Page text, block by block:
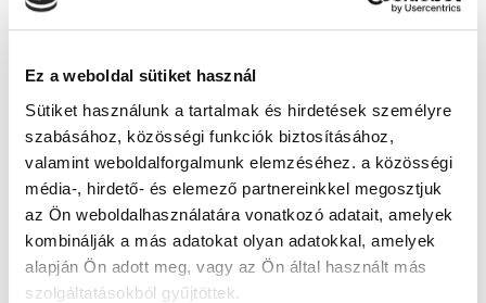
Ez a weboldal sütiket használ
Sütiket használunk a tartalmak és hirdetések személyre
szabásához, közösségi funkciók biztosításához,
valamint weboldalforgalmunk elemzéséhez. a közösségi
média-, hirdető- és elemező partnereinkkel megosztjuk
az Ön weboldalhasználatára vonatkozó adatait, amelyek
kombinálják a más adatokat olyan adatokkal, amelyek
alapján Ön adott meg, vagy az Ön által használt más
szolgáltatásokból gyűjtöttek.
39 nap az indulásig!
Időtartam:4-5 hónap
Indulás időpontja:2026-09-16
Képzés ára:169 000 Ft
egyösszegű befizetés esetén + minden
hallgatónk részére ajándék Pénztárgép helyes
kezelése tanfolyam 49.990 Ft értékben!